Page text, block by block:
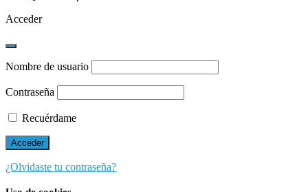
Acceder
Nombre de usuario
Contraseña
Recuérdame
¿Olvidaste tu contraseña?